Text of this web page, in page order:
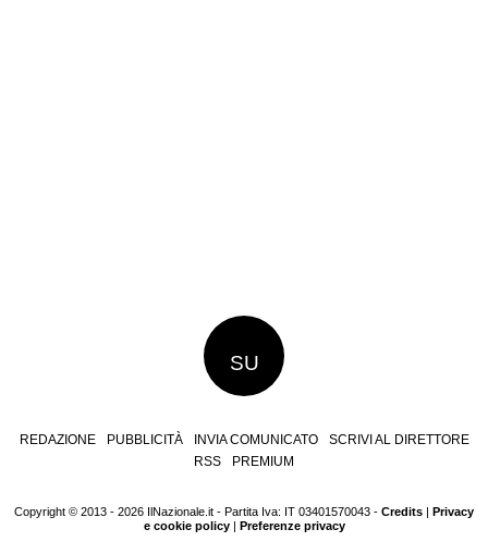
SU
REDAZIONE PUBBLICITÀ INVIA COMUNICATO
SCRIVI AL DIRETTORE
RSS
PREMIUM
Copyright © 2013 - 2026 IlNazionale.it - Partita Iva: IT 03401570043 - Credits | Privacy
e cookie policy| Preferenze privacy